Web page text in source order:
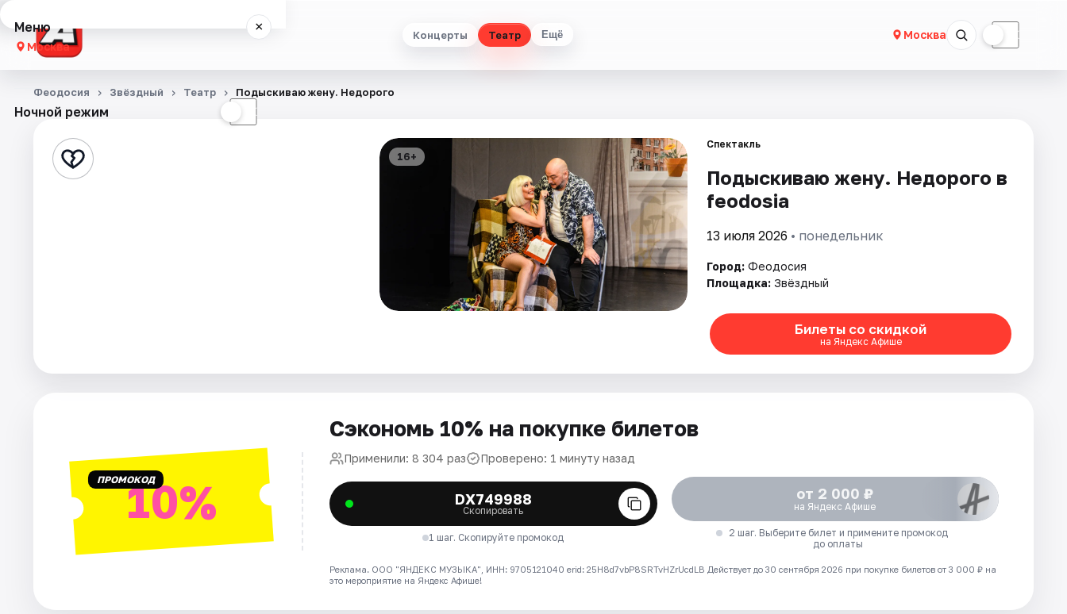
Концерты Театр Ещё Москва ☾
Меню ×
Москва
Концерты
Ночной режим ☾
Феодосия Звёздный Театр Подыскиваю жену. Недорого
16+
Спектакль
Подыскиваю жену. Недорого в
feodosia
13 июля 2026 • понедельник
Город: Феодосия
Площадка: Звёздный
Билеты со скидкой
на Яндекс Афише
ПРОМОКОД10%
Сэкономь 10% на покупке билетов
Применили: 8 304 раз Проверено: 1 минуту назад
DX749988
Скопировать
1 шаг. Скопируйте промокод
от 2 000 ₽
на Яндекс Афише
2 шаг. Выберите билет и примените промокод
до оплаты
Реклама. ООО "ЯНДЕКС МУЗЫКА", ИНН: 9705121040 erid: 25H8d7vbP8SRTvHZrUcdLB Действует до 30 сентября 2026 при покупке билетов от 3 000 ₽ на
это мероприятие на Яндекс Афише!